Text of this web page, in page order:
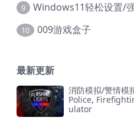
9 Windows11轻松设置/
10 009游戏盒子
最新更新
消防模拟/警情
Police,
ulator